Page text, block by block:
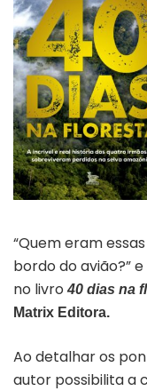
“Quem eram
bordo do avião?”
no livro40 dias na
Matrix Editora.
Ao detalhar os
autor possibilita a